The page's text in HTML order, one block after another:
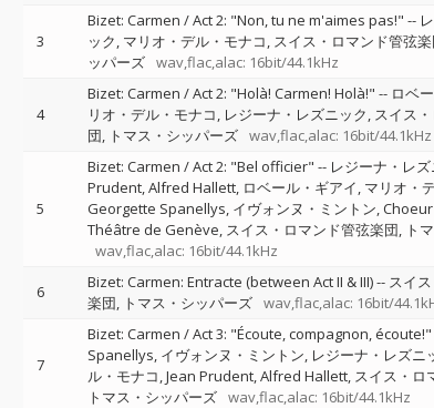
3
Bizet: Carmen / Act 2: "Non, tu ne m'aimes pas!" --
ック マリオ・デル・モナコ スイス・ロマンド管弦
ッパーズ wav,flac,alac: 16bit/44.1kHz
4
Bizet: Carmen / Act 2: "Holà! Carmen! Holà!" -- ロベ
リオ・デル・モナコ レジーナ・レズニック スイス
団
トマス・シッパーズ wav,flac,alac: 16bit/44.1kHz
5
Bizet: Carmen / Act 2: "Bel officier" -- レジーナ・レズ
Prudent Alfred Hallett ロベール・ギアイ マリオ・
Georgette Spanellys イヴォンヌ・ミントン
Théâtre de Genève スイス・ロマンド管弦楽団
ト
wav,flac,alac: 16bit/44.1kHz
6 Bizet: Carmen: Entracte (between Act II & III)-- スイ
楽団
トマス・シッパーズ wav,flac,alac: 16bit/
7
Bizet: Carmen / Act 3: "Écoute, compagnon, écoute!"
Spanellys イヴォンヌ・ミントン レジーナ・レズニ
ル・モナコ Jean Prudent Alfred Hallett スイス・ロ
トマス・シッパーズ wav,flac,alac: 16bit/44.1kHz